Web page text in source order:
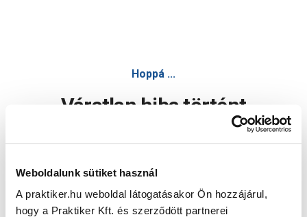
Weboldalunk sütiket használ
A praktiker.hu weboldal látogatásakor Ön hozzájárul,
hogy a Praktiker Kft. és szerződött partnerei
Hoppá ...
Váratlan hiba történt
Oldal újratöltése